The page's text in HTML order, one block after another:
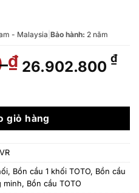
- Malaysia Bảo hành: 2 năm
₫ Giá
gốc
33.608.000 ₫.
26.902.800 ₫
là:
TOTO MS188VKW6#XW số
giỏ hàng
, Bồn cầu 1 khối TOTO, Bồn cầu
minh, Bồn cầu TOTO